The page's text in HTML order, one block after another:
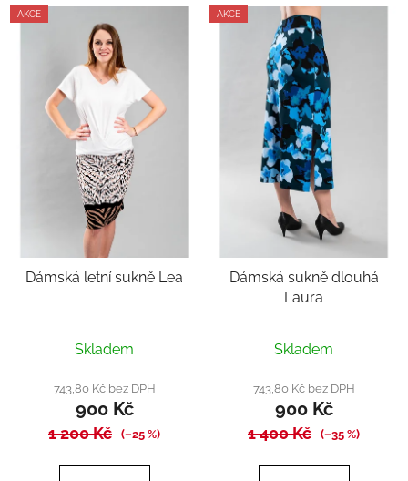
AKCE
Dámská letní sukně Lea
Skladem
743,80 Kč bez DPH
900 Kč
1 200 Kč (–25 %)
AKCE
Dámská sukně dlouhá
Laura
Skladem
743,80 Kč bez DPH
900 Kč
1 400 Kč (–35 %)